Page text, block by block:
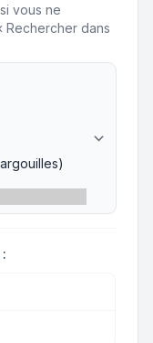
vous ne
Rechercher dans